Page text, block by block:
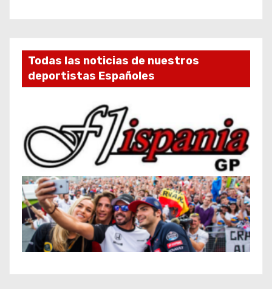
Todas las noticias de nuestros
deportistas Españoles